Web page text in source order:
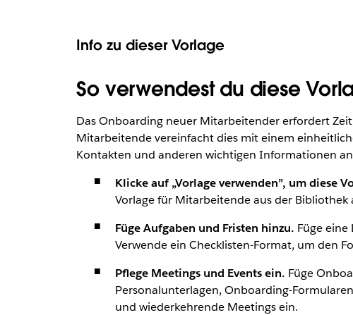
Info zu dieser Vorlage
So verwendest du diese
Das Onboarding neuer Mitarbeitender erfordert
Mitarbeitende vereinfacht dies mit einem
Kontakten und anderen wichtigen Informationen
Klicke auf „Vorlage verwenden”, um diese
Vorlage für Mitarbeitende aus der Bibliothek
Füge Aufgaben und Fristen hinzu. Füge
Verwende ein Checklisten-Format, um den
Pflege Meetings und Events ein. Füge
Personalunterlagen, Onboarding-
und wiederkehrende Meetings ein.